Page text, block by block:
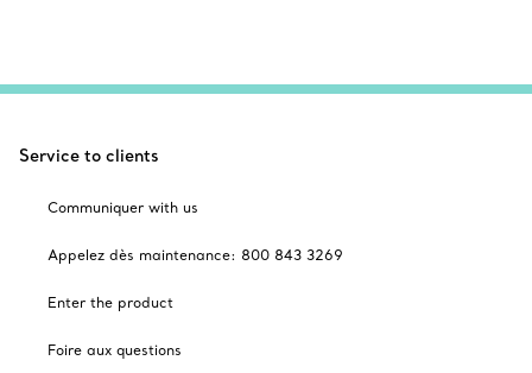
Service to clients
Communiquer with us
Appelez dès maintenance: 800 843 3269
Enter the product
Foire aux questions